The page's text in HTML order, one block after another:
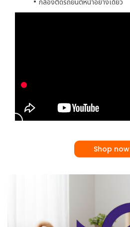
กล้องติดรถยนต์หน้าอย่างเดียว
Shop now